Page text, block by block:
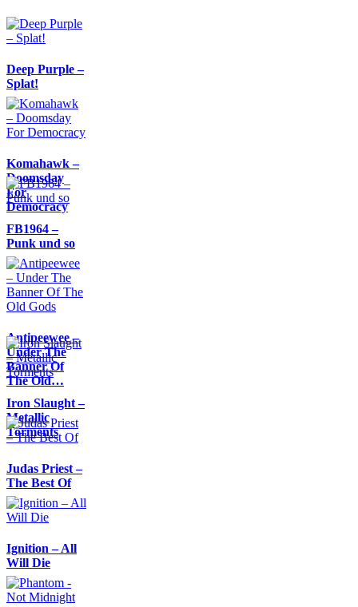
Deep Purple –
Splat!
Komahawk –
Doomsday
For
Democracy
FB1964 –
Punk und so
Antipeewee –
Under The
Banner Of
The Old…
Iron Slaught –
Metallic
Torments
Judas Priest –
The Best Of
Ignition – All
Will Die